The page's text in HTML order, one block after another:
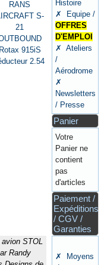
RANS
S-
21
Rotax 915iS
2.54
STOL
Randy
Histoire
✗ Equipe /
OFFRES
D'EMPLOI
✗ Ateliers
/
Aérodrome
✗
Newsletters
/ Presse
Panier
Votre
Panier ne
contient
pas
d'articles
Paiement /
Expéditions
/ CGV /
Garanties
✗ Moyens